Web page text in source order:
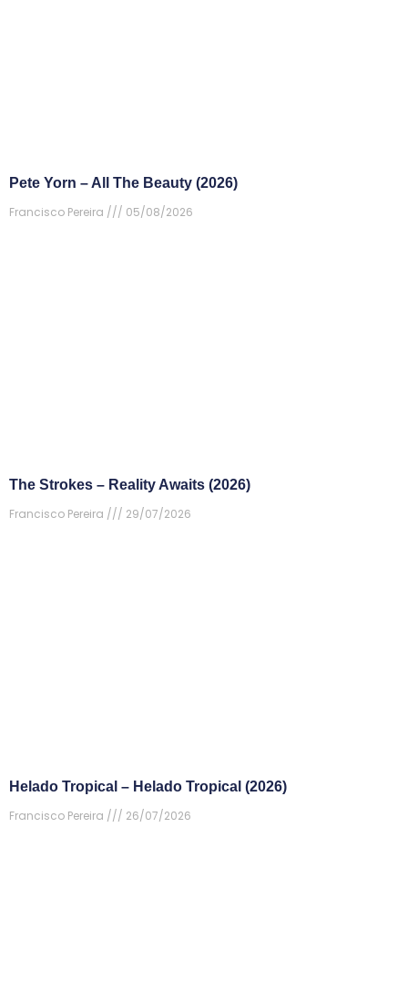
Pete Yorn – All The Beauty (2026)
Francisco Pereira
05/08/2026
The Strokes – Reality Awaits (2026)
Francisco Pereira
29/07/2026
Helado Tropical – Helado Tropical (2026)
Francisco Pereira
26/07/2026